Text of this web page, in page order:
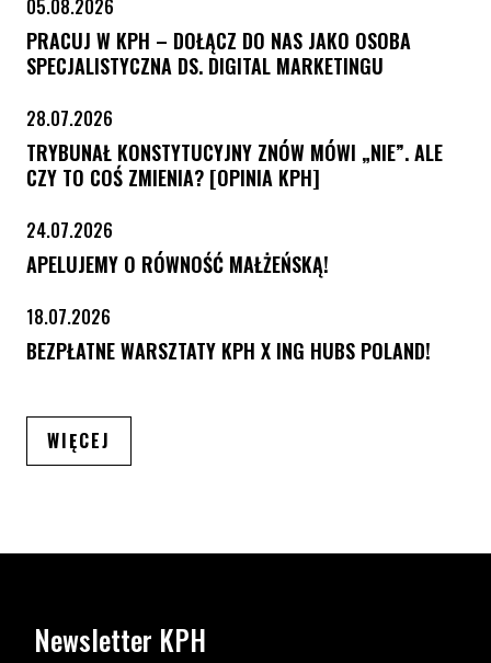
05.08.2026
PRACUJ W KPH – DOŁĄCZ DO NAS JAKO OSOBA
SPECJALISTYCZNA DS. DIGITAL MARKETINGU
28.07.2026
TRYBUNAŁ KONSTYTUCYJNY ZNÓW MÓWI „NIE”. ALE
CZY TO COŚ ZMIENIA? [OPINIA KPH]
24.07.2026
APELUJEMY O RÓWNOŚĆ MAŁŻEŃSKĄ!
18.07.2026
BEZPŁATNE WARSZTATY KPH X ING HUBS POLAND!
WIĘCEJ
Newsletter KPH